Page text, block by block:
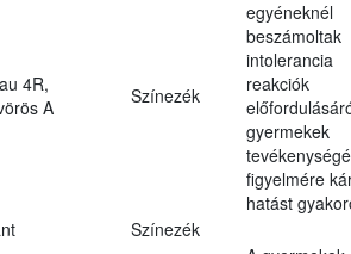
4R,
A
Színezék
egyéneknél
beszámoltak
intolerancia
reakciók
gyermekek
figyelmére
hatást
Színezék